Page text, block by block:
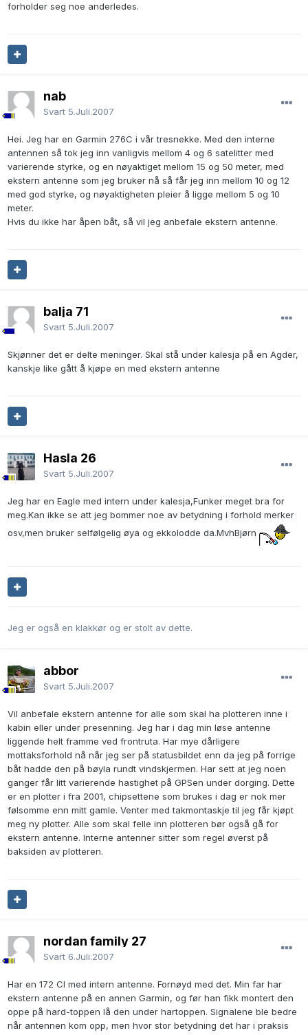
forholder seg noe anderledes.
nab
Svart 5.Juli.2007
Hei. Jeg har en Garmin 276C i vår tresnekke. Med den interne
antennen så tok jeg inn vanligvis mellom 4 og 6 satelitter med
varierende styrke, og en nøyaktiget mellom 15 og 50 meter, med
ekstern antenne som jeg bruker nå så får jeg inn mellom 10 og 12
med god styrke, og nøyaktigheten pleier å ligge mellom 5 og 10
meter.
Hvis du ikke har åpen båt, så vil jeg anbefale ekstern antenne.
balja 71
Svart 5.Juli.2007
Skjønner det er delte meninger. Skal stå under kalesja på en Agder,
kanskje like gått å kjøpe en med ekstern antenne
Hasla 26
Svart 5.Juli.2007
Jeg har en Eagle med intern under kalesja,Funker meget bra for
meg.Kan ikke se att jeg bommer noe av betydning i forhold merker
osv,men bruker selfølgelig øya og ekkolodde da.MvhBjørn
Jeg er også en klakkør og er stolt av dette.
abbor
Svart 5.Juli.2007
Vil anbefale ekstern antenne for alle som skal ha plotteren inne i
kabin eller under presenning. Jeg har i dag min løse antenne
liggende helt framme ved frontruta. Har mye dårligere
mottaksforhold nå når jeg ser på statusbildet enn da jeg på forrige
båt hadde den på bøyla rundt vindskjermen. Har sett at jeg noen
ganger får litt varierende hastighet på GPSen under dorging. Dette
er en plotter i fra 2001, chipsettene som brukes i dag er nok mer
følsomme enn mitt gamle. Venter med takmontaskje til jeg får kjøpt
meg ny plotter. Alle som skal felle inn plotteren bør også gå for
ekstern antenne. Interne antenner sitter som regel øverst på
baksiden av plotteren.
nordan family 27
Svart 6.Juli.2007
Har en 172 CI med intern antenne. Fornøyd med det. Min far har
ekstern antenne på en annen Garmin, og før han fikk montert den
oppe på hard-toppen lå den under hartoppen. Signalene ble bedre
når antennen kom opp, men hvor stor betydning det har i praksis